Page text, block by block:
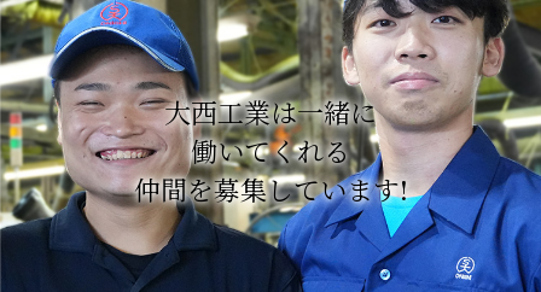
リ
ル
編】
上
手
な
穴
あ
大⻄工業は一緒に
働いてくれる
仲間を募集しています!